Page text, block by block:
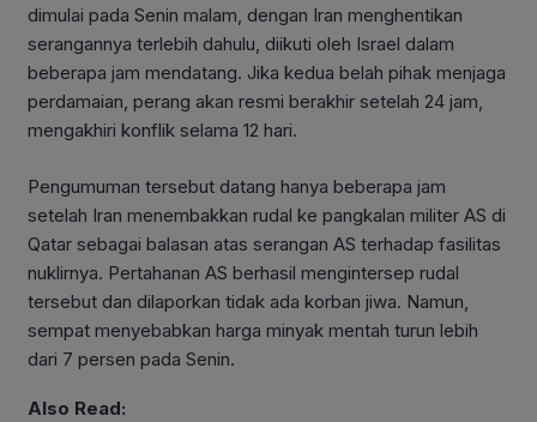
dimulai pada Senin malam, dengan Iran menghentikan
serangannya terlebih dahulu, diikuti oleh Israel dalam
beberapa jam mendatang. Jika kedua belah pihak menjaga
perdamaian, perang akan resmi berakhir setelah 24 jam,
mengakhiri konflik selama 12 hari.
Pengumuman tersebut datang hanya beberapa jam
setelah Iran menembakkan rudal ke pangkalan militer AS di
Qatar sebagai balasan atas serangan AS terhadap fasilitas
nuklirnya. Pertahanan AS berhasil mengintersep rudal
tersebut dan dilaporkan tidak ada korban jiwa. Namun,
sempat menyebabkan harga minyak mentah turun lebih
dari 7 persen pada Senin.
Also Read: